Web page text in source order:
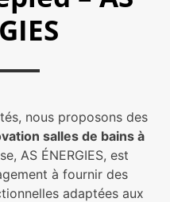
nous proposons des
salles de bains à
AS ÉNERGIES, est
à fournir des
adaptées aux